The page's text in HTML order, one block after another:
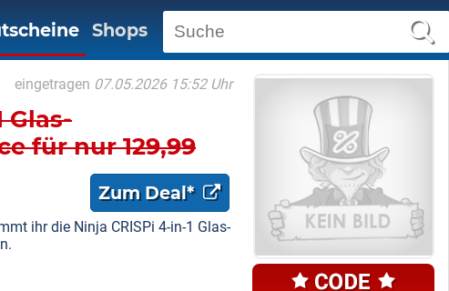
Shops
eingetragen 07.05.2026 15:52 Uhr
Glas-
für nur 129,99
Zum Deal*
ihr die Ninja CRISPi 4-in-1 Glas-